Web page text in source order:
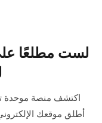
اكتشف منصة موحدة
أطلق موقعك